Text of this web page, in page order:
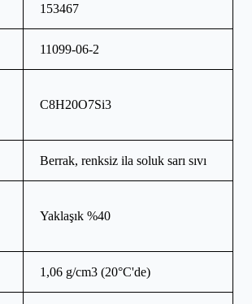
153467
11099-06-2
C8H20O7Si3
Berrak, renksiz ila soluk sarı sıvı
Yaklaşık %40
1,06 g/cm3 (20°C'de)